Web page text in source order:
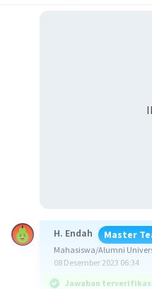
H. Endah Master
Mahasiswa/Alumni
08 Desember 2023 06:34
Jawaban